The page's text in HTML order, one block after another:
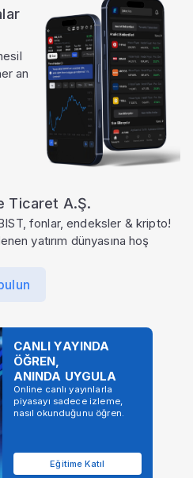
an
Ticaret A.Ş.
fonlar, endeksler & kripto!
yatırım dünyasına hoş
CANLI YAYINDA
ÖĞREN,
ANINDA UYGULA
Online canlı yayınlarla
piyasayı sadece izleme,
nasıl okunduğunu öğren.
Eğitime Katıl